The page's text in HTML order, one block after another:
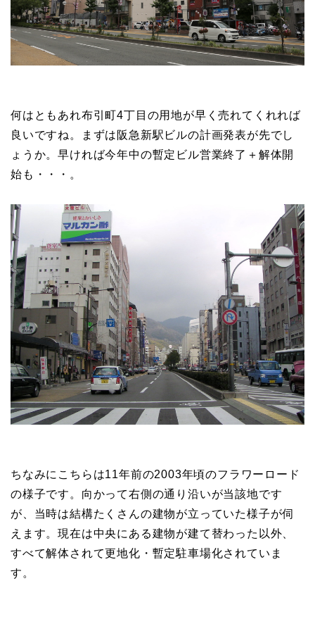
何はともあれ布引町4丁目の用地が早く売れてくれれば
良いですね。まずは阪急新駅ビルの計画発表が先でし
ょうか。早ければ今年中の暫定ビル営業終了＋解体開
始も・・・。
ちなみにこちらは11年前の2003年頃のフラワーロード
の様子です。向かって右側の通り沿いが当該地です
が、当時は結構たくさんの建物が立っていた様子が伺
えます。現在は中央にある建物が建て替わった以外、
すべて解体されて更地化・暫定駐車場化されていま
す。